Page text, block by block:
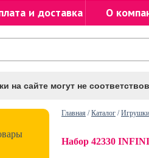
и доставка О
на сайте могут не
Главная /Каталог /
Набор 42330